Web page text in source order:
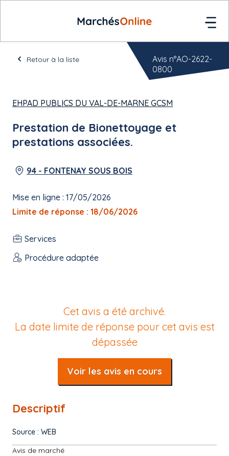
Retour à la liste
EHPAD PUBLICS DU VAL-DE-MARNE GCSM
Prestation de Bionettoyage et
prestations associées.
94 - FONTENAY SOUS BOIS
Mise en ligne : 17/05/2026
Limite de réponse : 18/06/2026
Services
Procédure adaptée
Avis n°AO-2622-
0800
Cet avis a été archivé.
La date limite de réponse pour cet avis est
dépassée
Voir les avis en cours
Descriptif
Source : WEB
Avis de marché